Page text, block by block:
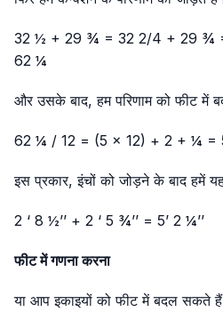
32 ½ + 29 ¾ = 32 2/4 + 29 ¾
62 ¼
और उसके बाद, हम परिणाम को फीट में
62 ¼ / 12 = (5 × 12) + 2 + ¼ =
इस प्रकार, इंचों को जोड़ने के बाद हमें
2 ‘ 8 ½’’ + 2 ‘ 5 ¾’’ = 5’ 2 ¼’’
फीट में गणना करना
या आप इकाइयों को फीट में बदल सकते